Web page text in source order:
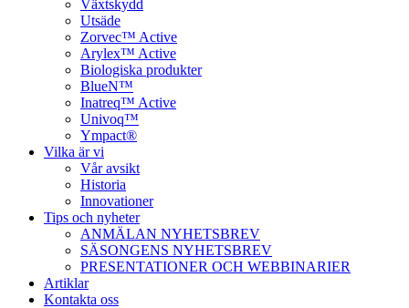
Växtskydd
Utsäde
Zorvec™ Active
Arylex™ Active
Biologiska produkter
BlueN™
Inatreq™ Active
Univoq™
Ympact®
Vilka är vi
Vår avsikt
Historia
Innovationer
Tips och nyheter
ANMÄLAN NYHETSBREV
SÄSONGENS NYHETSBREV
PRESENTATIONER OCH WEBBINARIER
Artiklar
Kontakta oss